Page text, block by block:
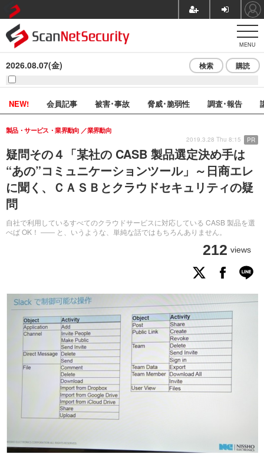
MENU
2026.08.07(金) 検索 購読
NEW! 会員記事 被害･事故 脅威･脆弱性 調査･報告
疑問その４「某社の CASB 製品選定決め手は
“あの”コミュニケーションツール」～日商エレ
に聞く、ＣＡＳＢとクラウドセキュリティの疑
問
自社で利用しているすべてのクラウドサービスに対応している CASB 製品を選
べば OK！ ―― と、いうような、単純な話ではもちろんありません。
製品・サービス・業界動向 業界動向
212 views
2019.3.28 Thu 8:15 PR